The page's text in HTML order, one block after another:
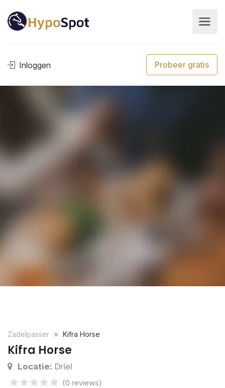
Inloggen Probeer gratis
Zadelpasser Kifra Horse
Kifra Horse
Locatie: Driel
(0 reviews)